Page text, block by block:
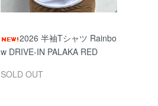
2026 半袖Tシャツ Rainbo
w DRIVE-IN PALAKA RED
SOLD OUT